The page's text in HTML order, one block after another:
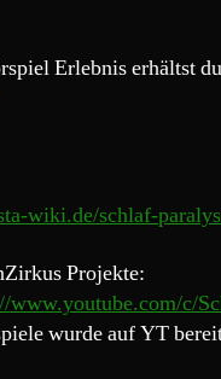
Erlebnis erhältst
wiki.de/schlaf-
Projekte:
www.youtube.com/c/
wurde auf YT